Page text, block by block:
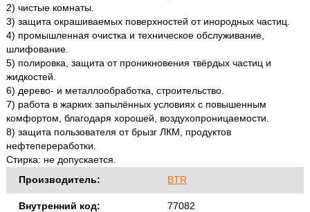
2) чистые комнаты.
3) защита окрашиваемых поверхностей от инородных частиц.
4) промышленная очистка и техническое обслуживание,
шлифование.
5) полировка, защита от проникновения твёрдых частиц и
жидкостей.
6) дерево- и металлообработка, строительство.
7) работа в жарких запылённых условиях с повышенным
комфортом, благодаря хорошей, воздухопроницаемости.
8) защита пользователя от брызг ЛКМ, продуктов
нефтепереработки.
Стирка: не допускается.
Производитель:
BTR
Внутренний код: 77082